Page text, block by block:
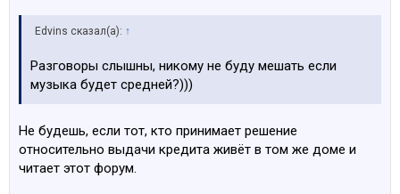
Edvins сказал(а): ↑
Разговоры слышны, никому не буду мешать если
музыка будет средней?)))
Не будешь, если тот, кто принимает решение
относительно выдачи кредита живёт в том же доме и
читает этот форум.